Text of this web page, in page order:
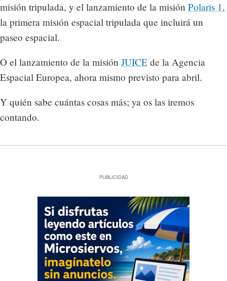
misión tripulada, y el lanzamiento de la misión Polaris 1,
la primera misión espacial tripulada que incluirá un
paseo espacial.
O el lanzamiento de la misión JUICE de la Agencia
Espacial Europea, ahora mismo previsto para abril.
Y quién sabe cuántas cosas más; ya os las iremos
contando.
PUBLICIDAD